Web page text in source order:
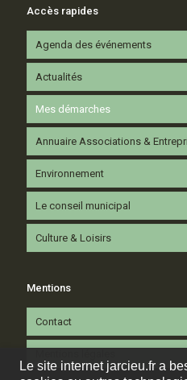
Accès rapides
Agenda des événements
Actualités
Mes démarches
Annuaire Associations &
Environnement
Le conseil municipal
Culture & Loisirs
Mentions
Contact
Le site internet jarcieu.fr a